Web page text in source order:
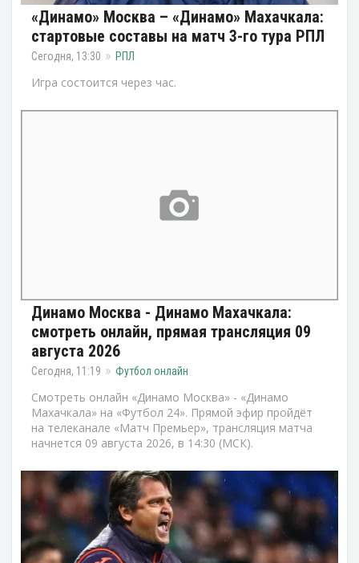
«Динамо» Москва – «Динамо» Махачкала:
стартовые составы на матч 3-го тура РПЛ
Сегодня, 13:30 РПЛ
Игра состоится через час.
Динамо Москва - Динамо Махачкала:
смотреть онлайн, прямая трансляция 09
августа 2026
Сегодня, 11:19 Футбол онлайн
Смотреть онлайн «Динамо Москва» - «Динамо
Махачкала» на «Футбол 24». Прямой эфир пройдёт
на телеканале «Матч Премьер», трансляция матча
начнется 09 августа 2026, в 14:30 (МСК).